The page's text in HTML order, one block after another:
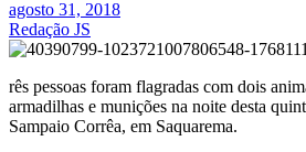
agosto 31, 2018
Redação JS
rês pessoas foram flagradas com dois
armadilhas e munições na noite desta
Sampaio Corrêa, em Saquarema.